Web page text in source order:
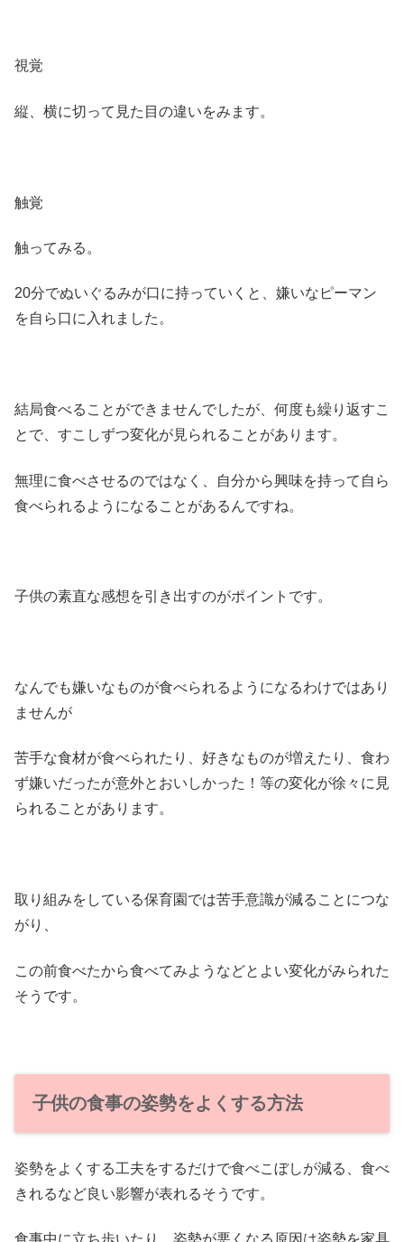
視覚
縦、横に切って見た目の違いをみます。
触覚
触ってみる。
20分でぬいぐるみが口に持っていくと、嫌いなピーマン
を自ら口に入れました。
結局食べることができませんでしたが、何度も繰り返すこ
とで、すこしずつ変化が見られることがあります。
無理に食べさせるのではなく、自分から興味を持って自ら
食べられるようになることがあるんですね。
子供の素直な感想を引き出すのがポイントです。
なんでも嫌いなものが食べられるようになるわけではあり
ませんが
苦手な食材が食べられたり、好きなものが増えたり、食わ
ず嫌いだったが意外とおいしかった！等の変化が徐々に見
られることがあります。
取り組みをしている保育園では苦手意識が減ることにつな
がり、
この前食べたから食べてみようなどとよい変化がみられた
そうです。
子供の食事の姿勢をよくする方法
姿勢をよくする工夫をするだけで食べこぼしが減る、食べ
きれるなど良い影響が表れるそうです。
食事中に立ち歩いたり、姿勢が悪くなる原因は姿勢を家具